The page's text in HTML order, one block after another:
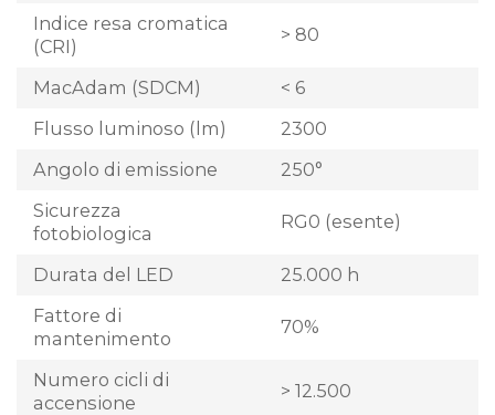
Indice resa cromatica
(CRI)
> 80
MacAdam (SDCM)
< 6
Flusso luminoso (lm)
2300
Angolo di emissione
250°
Sicurezza
fotobiologica
RG0 (esente)
Durata del LED
25.000 h
Fattore di
mantenimento
70%
Numero cicli di
accensione
> 12.500